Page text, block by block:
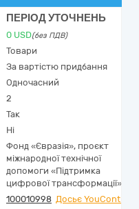
ПЕРІОД УТОЧНЕНЬ
0 USD(без ПДВ)
Товари
За вартістю придбання
Одночасний
2
Так
Ні
Фонд «Євразія», проєкт
міжнародної технічної
допомоги «Підтримка
цифрової трансформації»
100010998 Досьє YouControl